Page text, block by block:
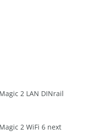
2 LAN DINrail
2 WiFi 6 next